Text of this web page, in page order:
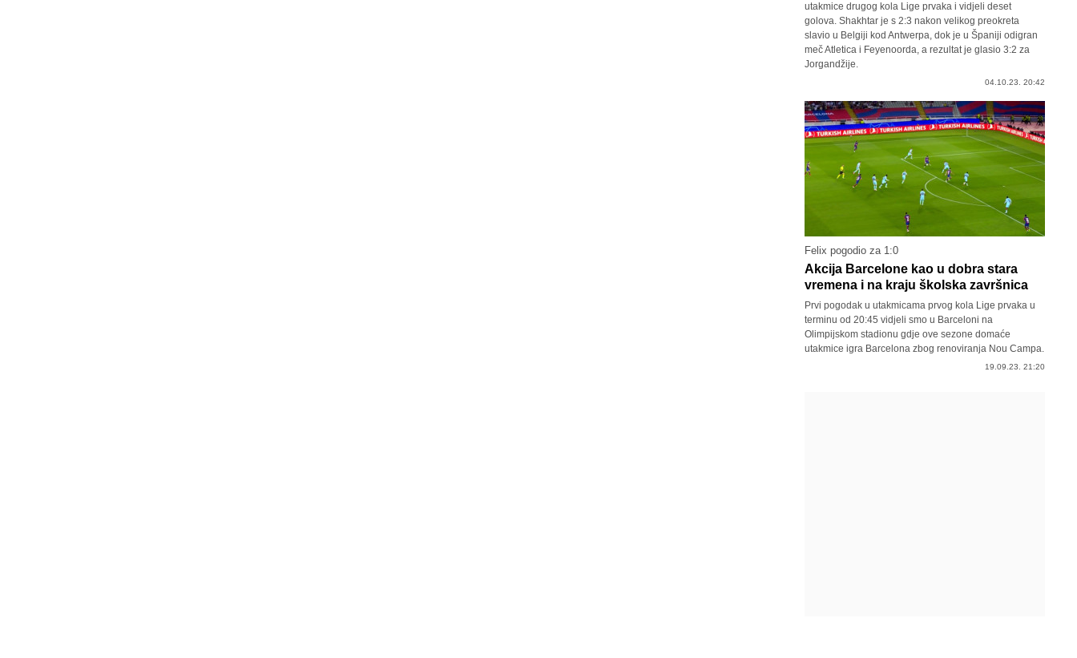
utakmice drugog kola Lige prvaka i vidjeli deset
golova. Shakhtar je s 2:3 nakon velikog preokreta
slavio u Belgiji kod Antwerpa, dok je u Španiji odigran
meč Atletica i Feyenoorda, a rezultat je glasio 3:2 za
Jorgandžije.
04.10.23. 20:42
Felix pogodio za 1:0
Akcija Barcelone kao u dobra stara
vremena i na kraju školska završnica
Prvi pogodak u utakmicama prvog kola Lige prvaka u
terminu od 20:45 vidjeli smo u Barceloni na
Olimpijskom stadionu gdje ove sezone domaće
utakmice igra Barcelona zbog renoviranja Nou Campa.
19.09.23. 21:20